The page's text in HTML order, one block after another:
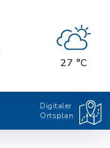
27 °C
Digitaler
Ortsplan